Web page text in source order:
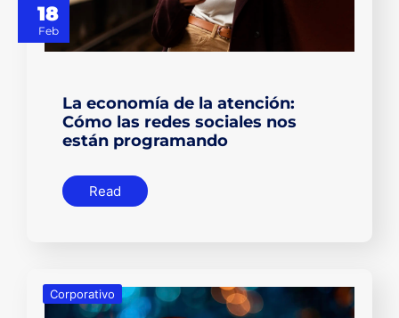
18
Feb
La economía de la atención:
Cómo las redes sociales nos
están programando
Read
Corporativo